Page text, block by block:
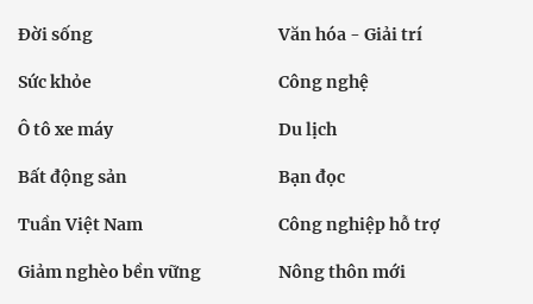
Đời sống Văn hóa - Giải trí
Sức khỏe Công nghệ
Ô tô xe máy Du lịch
Bất động sản Bạn đọc
Tuần Việt Nam Công nghiệp hỗ trợ
Giảm nghèo bền vững Nông thôn mới